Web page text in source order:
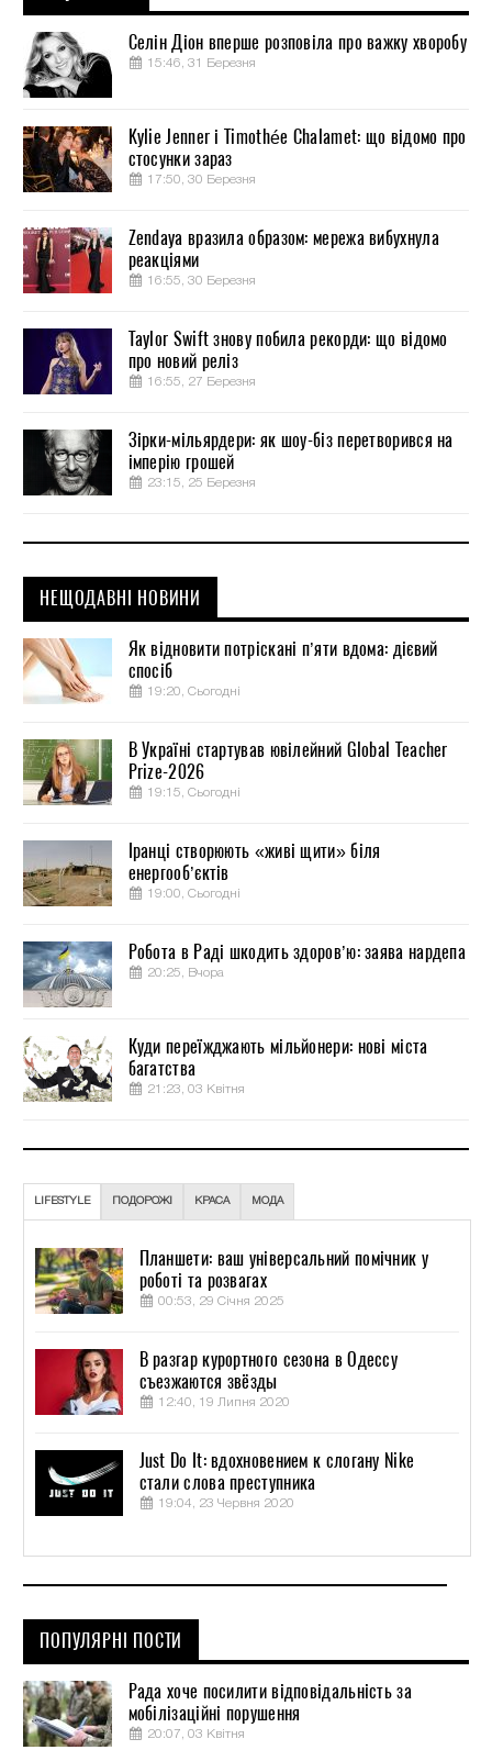
Селін Діон вперше розповіла про важку хворобу
15:46, 31 Березня
Kylie Jenner і Timothée Chalamet: що відомо про
стосунки зараз
17:50, 30 Березня
Zendaya вразила образом: мережа вибухнула
реакціями
16:55, 30 Березня
Taylor Swift знову побила рекорди: що відомо
про новий реліз
16:55, 27 Березня
Зірки-мільярдери: як шоу-біз перетворився на
імперію грошей
23:15, 25 Березня
НЕЩОДАВНІ НОВИНИ
Як відновити потріскані п’яти вдома: дієвий
спосіб
19:20, Сьогодні
В Україні стартував ювілейний Global Teacher
Prize-2026
19:15, Сьогодні
Іранці створюють «живі щити» біля
енергооб’єктів
19:00, Сьогодні
Робота в Раді шкодить здоров’ю: заява нардепа
20:25, Вчора
Куди переїжджають мільйонери: нові міста
багатства
21:23, 03 Квітня
LIFESTYLE ПОДОРОЖІ КРАСА МОДА
Планшети: ваш універсальний помічник у
роботі та розвагах
00:53, 29 Січня 2025
В разгар курортного сезона в Одессу
съезжаются звёзды
12:40, 19 Липня 2020
Just Do It: вдохновением к слогану Nike
стали слова преступника
19:04, 23 Червня 2020
ПОПУЛЯРНІ ПОСТИ
Рада хоче посилити відповідальність за
мобілізаційні порушення
20:07, 03 Квітня